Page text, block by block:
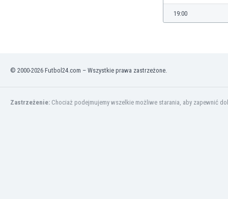
19:00
© 2000-2026 Futbol24.com – Wszystkie prawa zastrzeżone.
Zastrzeżenie: Chociaż podejmujemy wszelkie możliwe starania, aby zapewnić